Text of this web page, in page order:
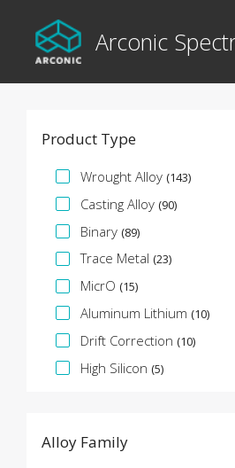
Arconic
Product Type
Spezifikationsfacette
Wrought Alloy (143)
Casting Alloy (90)
Binary (89)
Trace Metal (23)
MicrO (15)
Aluminum Lithium (10)
Drift Correction (10)
High Silicon (5)
Alloy Family